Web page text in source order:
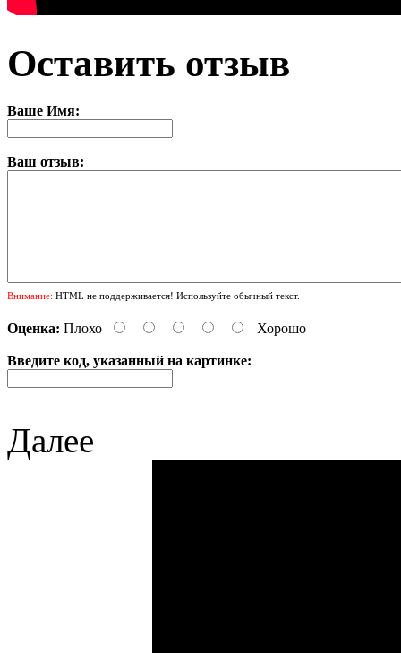
Оставить отзыв
Ваше Имя:
Ваш отзыв:
Внимание: HTML не поддерживается! Используйте обычный текст.
Оценка: Плохо Хорошо
Введите код, указанный на картинке:
Далее